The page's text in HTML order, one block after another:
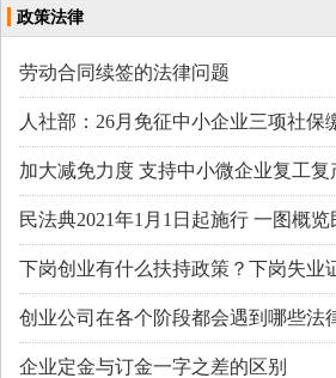
政策法律
劳动合同续签的法律问题
人社部：26月免征中小企业三项社保
加大减免力度 支持中小微企业复工复
民法典2021年1月1日起施行 一图概
下岗创业有什么扶持政策？下岗失业
创业公司在各个阶段都会遇到哪些法
企业定金与订金一字之差的区别